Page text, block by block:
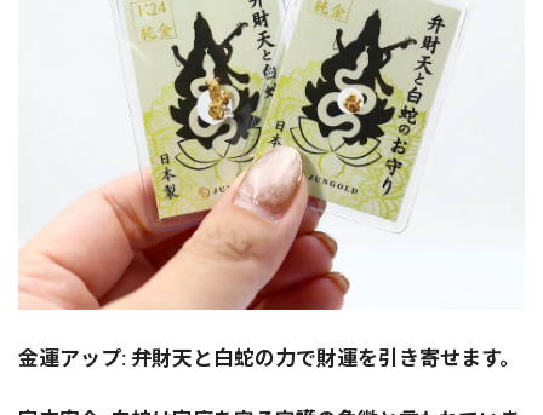
金運アップ: 弁財天と白蛇の力で財運を引き寄せます。